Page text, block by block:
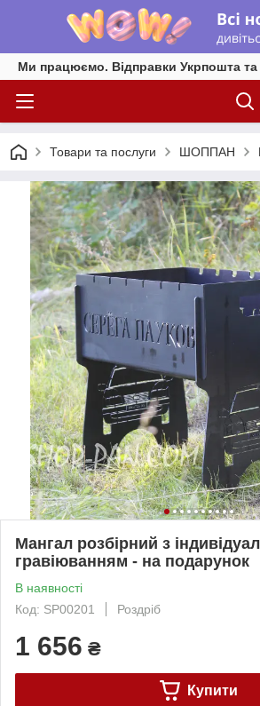
Ми працюємо. Відправки Укрпошта
Товари та послуги ШОППАН
Мангал розбірний з
гравіюванням - на подарунок
В наявності
Код: SP00201
Роздріб
1 656 ₴
Купити